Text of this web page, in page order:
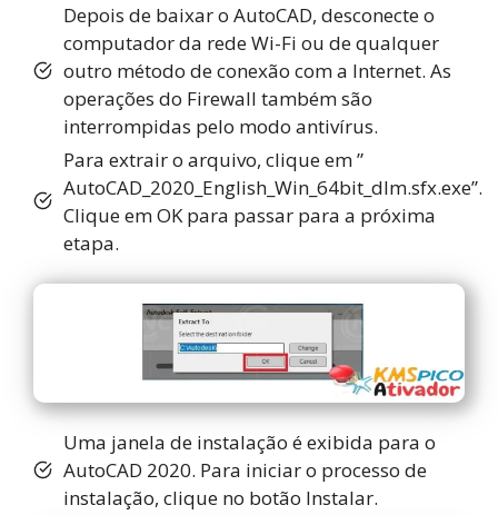
Depois de baixar o AutoCAD, desconecte o
computador da rede Wi-Fi ou de qualquer
outro método de conexão com a Internet. As
operações do Firewall também são
interrompidas pelo modo antivírus.
Para extrair o arquivo, clique em ”
AutoCAD_2020_English_Win_64bit_dlm.sfx.exe”.
Clique em OK para passar para a próxima
etapa.
Uma janela de instalação é exibida para o
AutoCAD 2020. Para iniciar o processo de
instalação, clique no botão Instalar.